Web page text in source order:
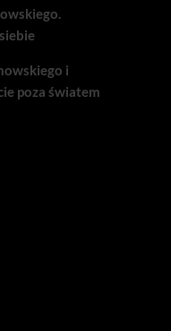
i
poza światem